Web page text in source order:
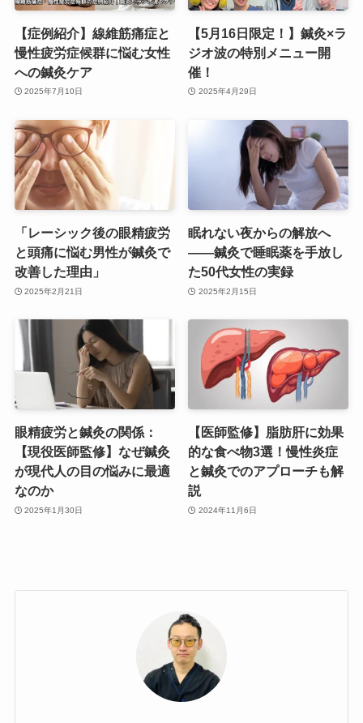
【症例紹介】線維筋痛症と
慢性疲労症候群に悩む女性
への鍼灸ケア
2025年7月10日
【5月16日限定！】鍼灸×ラ
ジオ波の特別メニュー開
催！
2025年4月29日
「レーシック後の眼精疲労
と頭痛に悩む男性が鍼灸で
改善した理由」
2025年2月21日
眠れない夜からの解放へ
——鍼灸で睡眠薬を手放し
た50代女性の実録
2025年2月15日
眼精疲労と鍼灸の関係：
【現役医師監修】なぜ鍼灸
が現代人の目の悩みに最適
なのか
2025年1月30日
【医師監修】脂肪肝に効果
的な食べ物3選！慢性炎症
と鍼灸でのアプローチも解
説
2024年11月6日